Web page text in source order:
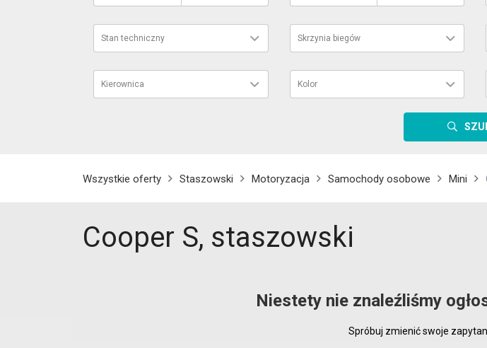
Stan techniczny Skrzynia biegów
Kierownica Kolor
Wszystkie oferty Staszowski Motoryzacja Samochody osobowe Mini
Cooper S, staszowski
Niestety nie znaleźliśmy
Spróbuj zmienić swoje